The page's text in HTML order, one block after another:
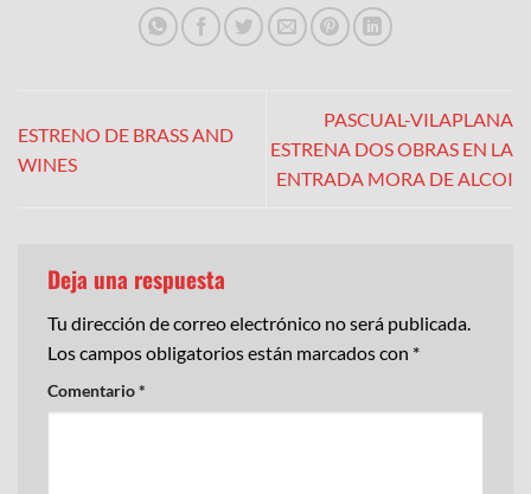
ESTRENO DE BRASS AND
WINES
PASCUAL-VILAPLANA
ESTRENA DOS OBRAS EN LA
ENTRADA MORA DE ALCOI
Deja una respuesta
Tu dirección de correo electrónico no será publicada.
Los campos obligatorios están marcados con *
Comentario*